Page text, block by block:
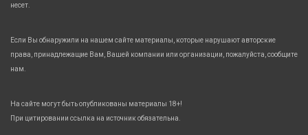
несет.
Если Вы обнаружили на нашем сайте материалы, которые нарушают авторские
права, принадлежащие Вам, Вашей компании или организации, пожалуйста, сообщите
нам.
На сайте могут быть опубликованы материалы 18+!
При цитировании ссылка на источник обязательна.